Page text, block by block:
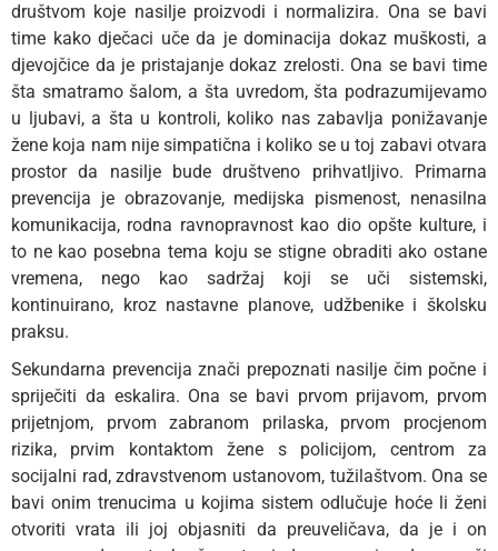
društvom koje nasilje proizvodi i normalizira. Ona se bavi
time kako dječaci uče da je dominacija dokaz muškosti, a
djevojčice da je pristajanje dokaz zrelosti. Ona se bavi time
šta smatramo šalom, a šta uvredom, šta podrazumijevamo
u ljubavi, a šta u kontroli, koliko nas zabavlja ponižavanje
žene koja nam nije simpatična i koliko se u toj zabavi otvara
prostor da nasilje bude društveno prihvatljivo. Primarna
prevencija je obrazovanje, medijska pismenost, nenasilna
komunikacija, rodna ravnopravnost kao dio opšte kulture, i
to ne kao posebna tema koju se stigne obraditi ako ostane
vremena, nego kao sadržaj koji se uči sistemski,
kontinuirano, kroz nastavne planove, udžbenike i školsku
praksu.
Sekundarna prevencija znači prepoznati nasilje čim počne i
spriječiti da eskalira. Ona se bavi prvom prijavom, prvom
prijetnjom, prvom zabranom prilaska, prvom procjenom
rizika, prvim kontaktom žene s policijom, centrom za
socijalni rad, zdravstvenom ustanovom, tužilaštvom. Ona se
bavi onim trenucima u kojima sistem odlučuje hoće li ženi
otvoriti vrata ili joj objasniti da preuveličava, da je i on